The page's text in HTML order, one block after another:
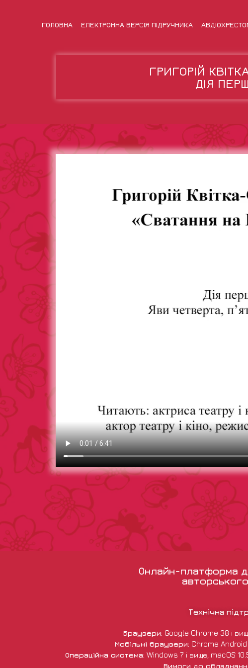
ГОЛОВНА ЕЛЕКТРОННА ВЕРСІЯ ПІДРУЧНИКА
ГРИГОРІЙ
ДІЯ
Онлайн-платформа
Технічна
Браузери: Google Chrome 38 і
Мобільні браузери: Chrome Android
Операційна система: Windows 7 і вище, macOS
Вимоги до